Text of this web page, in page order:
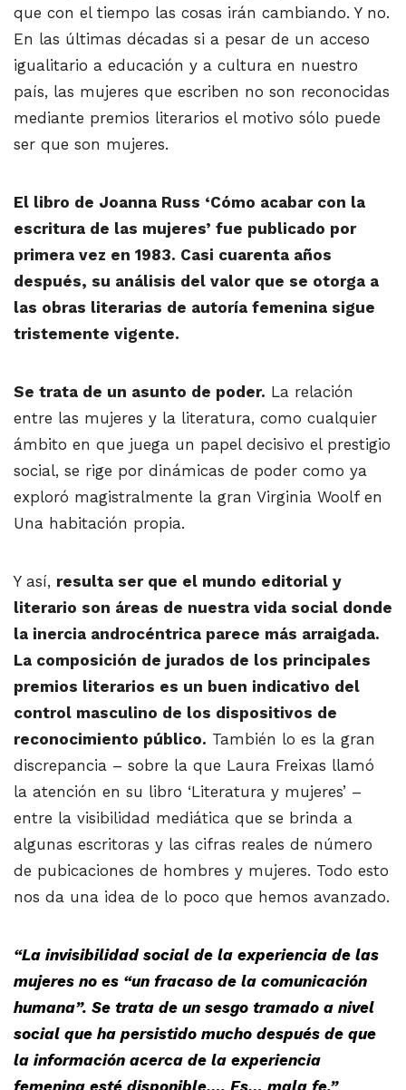
que con el tiempo las cosas irán cambiando. Y no.
En las últimas décadas si a pesar de un acceso
igualitario a educación y a cultura en nuestro
país, las mujeres que escriben no son reconocidas
mediante premios literarios el motivo sólo puede
ser que son mujeres.
El libro de Joanna Russ ‘Cómo acabar con la
escritura de las mujeres’ fue publicado por
primera vez en 1983. Casi cuarenta años
después, su análisis del valor que se otorga a
las obras literarias de autoría femenina sigue
tristemente vigente.
Se trata de un asunto de poder. La relación
entre las mujeres y la literatura, como cualquier
ámbito en que juega un papel decisivo el prestigio
social, se rige por dinámicas de poder como ya
exploró magistralmente la gran Virginia Woolf en
Una habitación propia.
Y así, resulta ser que el mundo editorial y
literario son áreas de nuestra vida social donde
la inercia androcéntrica parece más arraigada.
La composición de jurados de los principales
premios literarios es un buen indicativo del
control masculino de los dispositivos de
reconocimiento público. También lo es la gran
discrepancia – sobre la que Laura Freixas llamó
la atención en su libro ‘Literatura y mujeres’ –
entre la visibilidad mediática que se brinda a
algunas escritoras y las cifras reales de número
de pubicaciones de hombres y mujeres. Todo esto
nos da una idea de lo poco que hemos avanzado.
“La invisibilidad social de la experiencia de las
mujeres no es “un fracaso de la comunicación
humana”. Se trata de un sesgo tramado a nivel
social que ha persistido mucho después de que
la información acerca de la experiencia